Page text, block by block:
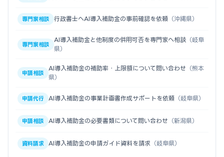
専門家相談 行政書士へAI導入補助金の事前確認を依頼 （沖縄県）
専門家相談
AI導入補助金と他制度の併用可否を専門家へ相談 （岐阜
県）
申請相談
AI導入補助金の補助率・上限額について問い合わせ （熊本
県）
申請代行 AI導入補助金の事業計画書作成サポートを依頼 （岐阜県）
申請相談 AI導入補助金の必要書類について問い合わせ （新潟県）
資料請求 AI導入補助金の申請ガイド資料を請求 （岐阜県）